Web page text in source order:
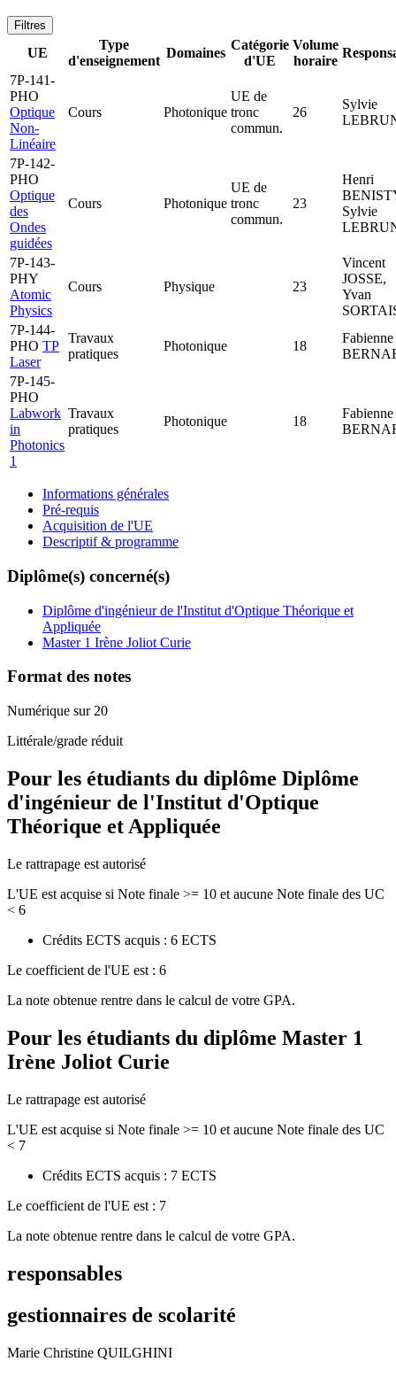
Filtres
UE
Type
d'enseignement
Domaines
Catégorie
d'UE
Volume
horaire
7P-141-
PHO
Optique
Non-
Linéaire
Cours Photonique
UE de
tronc
commun.
26
Sylvie
7P-142-
PHO
Optique
des
Ondes
guidées
Cours Photonique
UE de
tronc
commun.
23
Henri
Sylvie
7P-143-
PHY
Atomic
Physics
Cours Physique 23
Vincent
JOSSE,
Yvan
7P-144-
PHO TP
Laser
Travaux
pratiques
Photonique 18
Fabienne
7P-145-
PHO
Labwork
in
Photonics
1
Travaux
pratiques
Photonique 18
Fabienne
Informations générales
Pré-requis
Acquisition de l'UE
Descriptif & programme
Diplôme(s) concerné(s)
Diplôme d'ingénieur de l'Institut d'Optique Théorique et
Appliquée
Master 1 Irène Joliot Curie
Format des notes
Numérique sur 20
Littérale/grade réduit
Pour les étudiants du diplôme Diplôme
d'ingénieur de l'Institut d'Optique
Théorique et Appliquée
Le rattrapage est autorisé
L'UE est acquise si Note finale >= 10 et aucune Note finale des UC
< 6
Crédits ECTS acquis : 6 ECTS
Le coefficient de l'UE est : 6
La note obtenue rentre dans le calcul de votre GPA.
Pour les étudiants du diplôme Master 1
Irène Joliot Curie
Le rattrapage est autorisé
L'UE est acquise si Note finale >= 10 et aucune Note finale des UC
< 7
Crédits ECTS acquis : 7 ECTS
Le coefficient de l'UE est : 7
La note obtenue rentre dans le calcul de votre GPA.
responsables
gestionnaires de scolarité
Marie Christine QUILGHINI